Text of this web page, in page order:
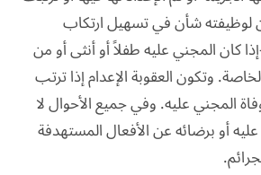
لوظيفته شأن في تسهيل ارتكاب
أو اتمامها. 7-إذا كان المجني عليه طفلاً أو أنثى أو من
وتكون العقوبة الإعدام إذا ترتب
المجني عليه. وفي جميع الأحوال لا
أو برضائه عن الأفعال المستهدفة